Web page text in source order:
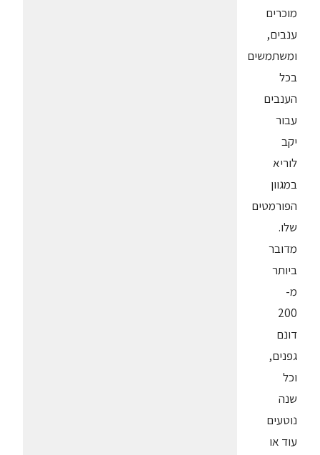
מוכרים
ענבים,
ומשתמשים
בכל
הענבים
עבור
יקב
לוריא
במגוון
הפורמטים
שלו.
מדובר
ביותר
מ-
200
דונם
גפנים,
וכל
שנה
נוטעים
עוד או